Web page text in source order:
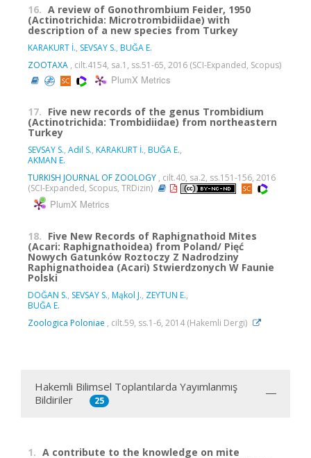
16. A review of Gonothrombium Feider, 1950
(Actinotrichida: Microtrombidiidae) with
description of a new species from Turkey
KARAKURT İ., SEVSAY S., BUĞA E.
ZOOTAXA , cilt.4154, sa.1, ss.51-65, 2016 (SCI-Expanded, Scopus)
PlumX Metrics
17. Five new records of the genus Trombidium
(Actinotrichida: Trombidiidae) from northeastern
Turkey
SEVSAY S., Adil S., KARAKURT İ., BUĞA E.,
AKMAN E.
TURKISH JOURNAL OF ZOOLOGY , cilt.40, sa.2, ss.151-156, 2016
(SCI-Expanded, Scopus, TRDizin)
PlumX Metrics
18. Five New Records of Raphignathoid Mites
(Acari: Raphignathoidea) from Poland/ Pięć
Nowych Gatunków Roztoczy Z Nadrodziny
Raphignathoidea (Acari) Stwierdzonych W Faunie
Polski
DOĞAN S., SEVSAY S., Mąkol J., ZEYTUN E.,
BUĞA E.
Zoologica Poloniae , cilt.59, ss.1-6, 2014 (Hakemli Dergi)
Hakemli Bilimsel Toplantılarda Yayımlanmış
Bildiriler
25
1. A contribute to the knowledge on mite